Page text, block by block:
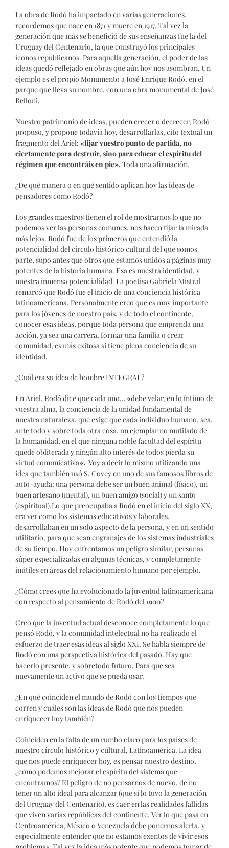
La obra de Rodó ha impactado en varias generaciones,
recordemos que nace en 1871 y muere en 1917. Tal vez la
generación que más se benefició de sus enseñanzas fue la del
Uruguay del Centenario, la que construyó los principales
íconos republicanos. Para aquella generación, el poder de las
ideas quedó reflejado en obras que aún hoy nos asombran. Un
ejemplo es el propio Monumento a José Enrique Rodó, en el
parque que lleva su nombre, con una obra monumental de José
Belloni.
Nuestro patrimonio de ideas, pueden crecer o decrecer, Rodó
propuso, y propone todavía hoy, desarrollarlas, cito textual un
fragmento del Ariel: «fijar vuestro punto de partida, no
ciertamente para destruir, sino para educar el espíritu del
régimen que encontráis en pie». Toda una afirmación.
¿De qué manera o en qué sentido aplican hoy las ideas de
pensadores como Rodó?
Los grandes maestros tienen el rol de mostrarnos lo que no
podemos ver las personas comunes, nos hacen fijar la mirada
más lejos. Rodó fue de los primeros que entendió la
potencialidad del círculo histórico cultural del que somos
parte, supo antes que otros que estamos unidos a páginas muy
potentes de la historia humana. Esa es nuestra identidad, y
nuestra inmensa potencialidad. La poetisa Gabriela Mistral
remarcó que Rodó fue el inicio de una conciencia histórica
latinoamericana. Personalmente creo que es muy importante
para los jóvenes de nuestro país, y de todo el continente,
conocer esas ideas, porque toda persona que emprenda una
acción, ya sea una carrera, formar una familia o crear
comunidad, es más exitosa si tiene plena conciencia de su
identidad.
¿Cuál era su idea de hombre INTEGRAL?
En Ariel, Rodó dice que cada uno…«debe velar, en lo íntimo de
vuestra alma, la conciencia de la unidad fundamental de
nuestra naturaleza, que exige que cada individuo humano, sea,
ante todo y sobre toda otra cosa, un ejemplar no mutilado de
la humanidad, en el que ninguna noble facultad del espíritu
quede obliterada y ningún alto interés de todos pierda su
virtud comunicativa». Voy a decir lo mismo utilizando una
idea que también usó S. Covey en uno de sus famosos libros de
auto-ayuda: una persona debe ser un buen animal (físico), un
buen artesano (mental), un buen amigo (social) y un santo
(espiritual).Lo que preocupaba a Rodó en el inicio del siglo XX,
era ver como los sistemas educativos y laborales,
desarrollaban en un solo aspecto de la persona, y en un sentido
utilitario, para que sean engranajes de los sistemas industriales
de su tiempo. Hoy enfrentamos un peligro similar, personas
súper especializadas en algunas técnicas, y completamente
inútiles en áreas del relacionamiento humano por ejemplo.
¿Cómo crees que ha evolucionado la juventud latinoamericana
con respecto al pensamiento de Rodó del 1900?
Creo que la juventud actual desconoce completamente lo que
pensó Rodó, y la comunidad intelectual no ha realizado el
esfuerzo de traer esas ideas al siglo XXI. Se habla siempre de
Rodó con una perspectiva histórica del pasado. Hay que
hacerlo presente, y sobretodo futuro. Para que sea
nuevamente un activo que se pueda usar.
¿En qué coinciden el mundo de Rodó con los tiempos que
corren y cuáles son las ideas de Rodó que nos pueden
enriquecer hoy también?
Coinciden en la falta de un rumbo claro para los países de
nuestro círculo histórico y cultural, Latinoamérica. La idea
que nos puede enriquecer hoy, es pensar nuestro destino,
¿como podemos mejorar el espíritu del sistema que
encontramos? El peligro de no pensarnos de nuevo, de no
tener un alto ideal para alcanzar (que si lo tuvo la generación
del Uruguay del Centenario), es caer en las realidades fallidas
que viven varias repúblicas del continente. Ver lo que pasa en
Centroamérica, México o Venezuela debe ponernos alerta, y
especialmente entender que no estamos exentos de vivir esos